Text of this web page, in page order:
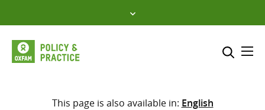
to
content
Sélectionner l’emplacement
This page is also available in: English